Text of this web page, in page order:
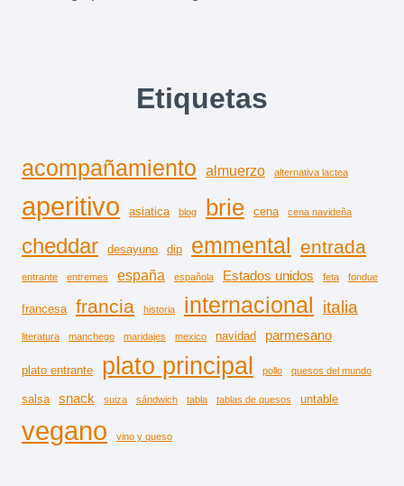
Etiquetas
acompañamiento almuerzo alternativa lactea
aperitivo asiatica blog brie cena cena navideña
cheddar desayuno dip emmental entrada
entrante entremes españa española Estados unidos feta fondue
francesa francia historia internacional italia
literatura manchego maridajes mexico navidad parmesano
plato entrante plato principal pollo quesos del mundo
salsa snack suiza sándwich tabla tablas de quesos untable
vegano vino y queso